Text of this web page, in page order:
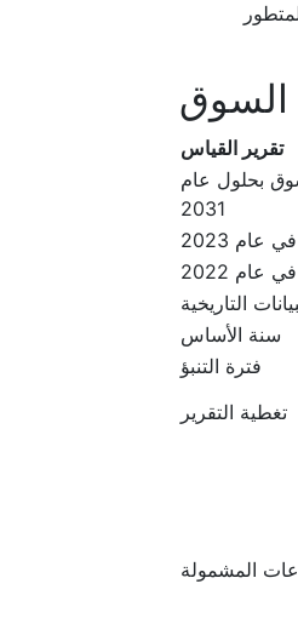
السوق
تقرير القياس
بحلول عام
2031
2023
2022
التاريخية
سنة الأساس
فترة التنبؤ
تغطية التقرير
المشمولة